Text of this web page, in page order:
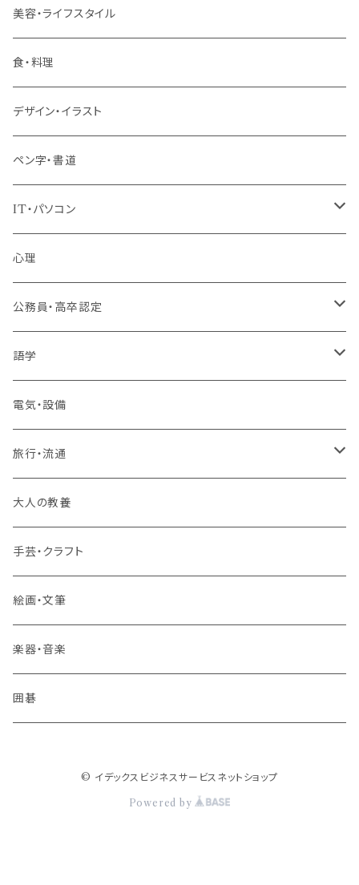
管理職
階層共通
パッケージプラン
美容・ライフスタイル
食・料理
デザイン・イラスト
ペン字・書道
IT・パソコン
MOS（ﾏｲｸﾛｿﾌﾄｵﾌｨｽｽﾍﾟｼｬﾘｽﾄ）講座
プログラミング・Web制作入門講座
1コース受講
2コースまとめて受講
その他 IT・パソコン
心理
公務員・高卒認定
高卒認定講座
大卒公務員受験対策講座
語学
TOEIC®L&Rテスト対策講座
その他 語学
電気・設備
旅行・流通
旅行業務取扱管理者講座
その他 旅行・流通
大人の教養
手芸・クラフト
絵画・文筆
楽器・音楽
囲碁
© イデックスビジネスサービスネットショップ
Powered by